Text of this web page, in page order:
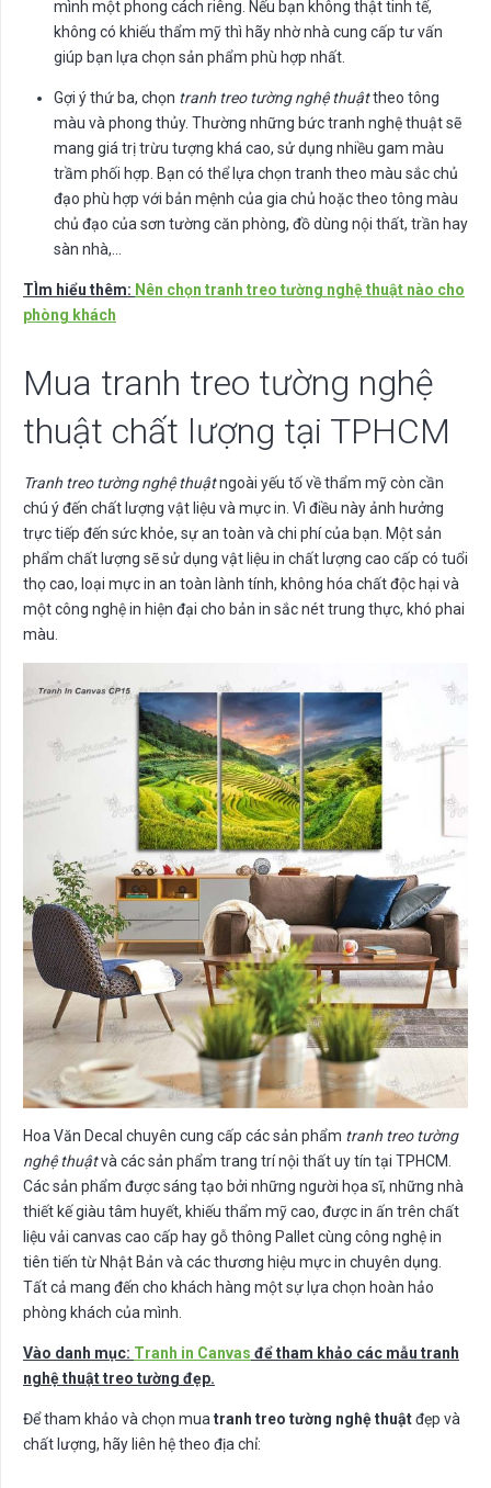
mình một phong cách riêng. Nếu bạn không thật tinh tế,
không có khiếu thẩm mỹ thì hãy nhờ nhà cung cấp tư vấn
giúp bạn lựa chọn sản phẩm phù hợp nhất.
Gợi ý thứ ba, chọn tranh treo tường nghệ thuậttheo tông
màu và phong thủy. Thường những bức tranh nghệ thuật sẽ
mang giá trị trừu tượng khá cao, sử dụng nhiều gam màu
trầm phối hợp. Bạn có thể lựa chọn tranh theo màu sắc chủ
đạo phù hợp với bản mệnh của gia chủ hoặc theo tông màu
chủ đạo của sơn tường căn phòng, đồ dùng nội thất, trần hay
sàn nhà,…
TÌm hiểu thêm: Nên chọn tranh treo tường nghệ thuật nào cho
phòng khách
Mua tranh treo tường nghệ
thuật chất lượng tại TPHCM
Tranh treo tường nghệ thuậtngoài yếu tố về thẩm mỹ còn cần
chú ý đến chất lượng vật liệu và mực in. Vì điều này ảnh hưởng
trực tiếp đến sức khỏe, sự an toàn và chi phí của bạn. Một sản
phẩm chất lượng sẽ sử dụng vật liệu in chất lượng cao cấp có tuổi
thọ cao, loại mực in an toàn lành tính, không hóa chất độc hại và
một công nghệ in hiện đại cho bản in sắc nét trung thực, khó phai
màu.
Hoa Văn Decal chuyên cung cấp các sản phẩm tranh treo tường
nghệ thuậtvà các sản phẩm trang trí nội thất uy tín tại TPHCM.
Các sản phẩm được sáng tạo bởi những người họa sĩ, những nhà
thiết kế giàu tâm huyết, khiếu thẩm mỹ cao, được in ấn trên chất
liệu vải canvas cao cấp hay gỗ thông Pallet cùng công nghệ in
tiên tiến từ Nhật Bản và các thương hiệu mực in chuyên dụng.
Tất cả mang đến cho khách hàng một sự lựa chọn hoàn hảo
phòng khách của mình.
Vào danh mục: Tranh in Canvas để tham khảo các mẫu tranh
nghệ thuật treo tường đẹp.
Để tham khảo và chọn mua tranh treo tường nghệ thuậtđẹp và
chất lượng, hãy liên hệ theo địa chỉ: